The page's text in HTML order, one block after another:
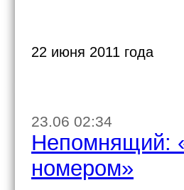
22 июня 2011 года
23.06 02:34
Непомнящий:
номером»